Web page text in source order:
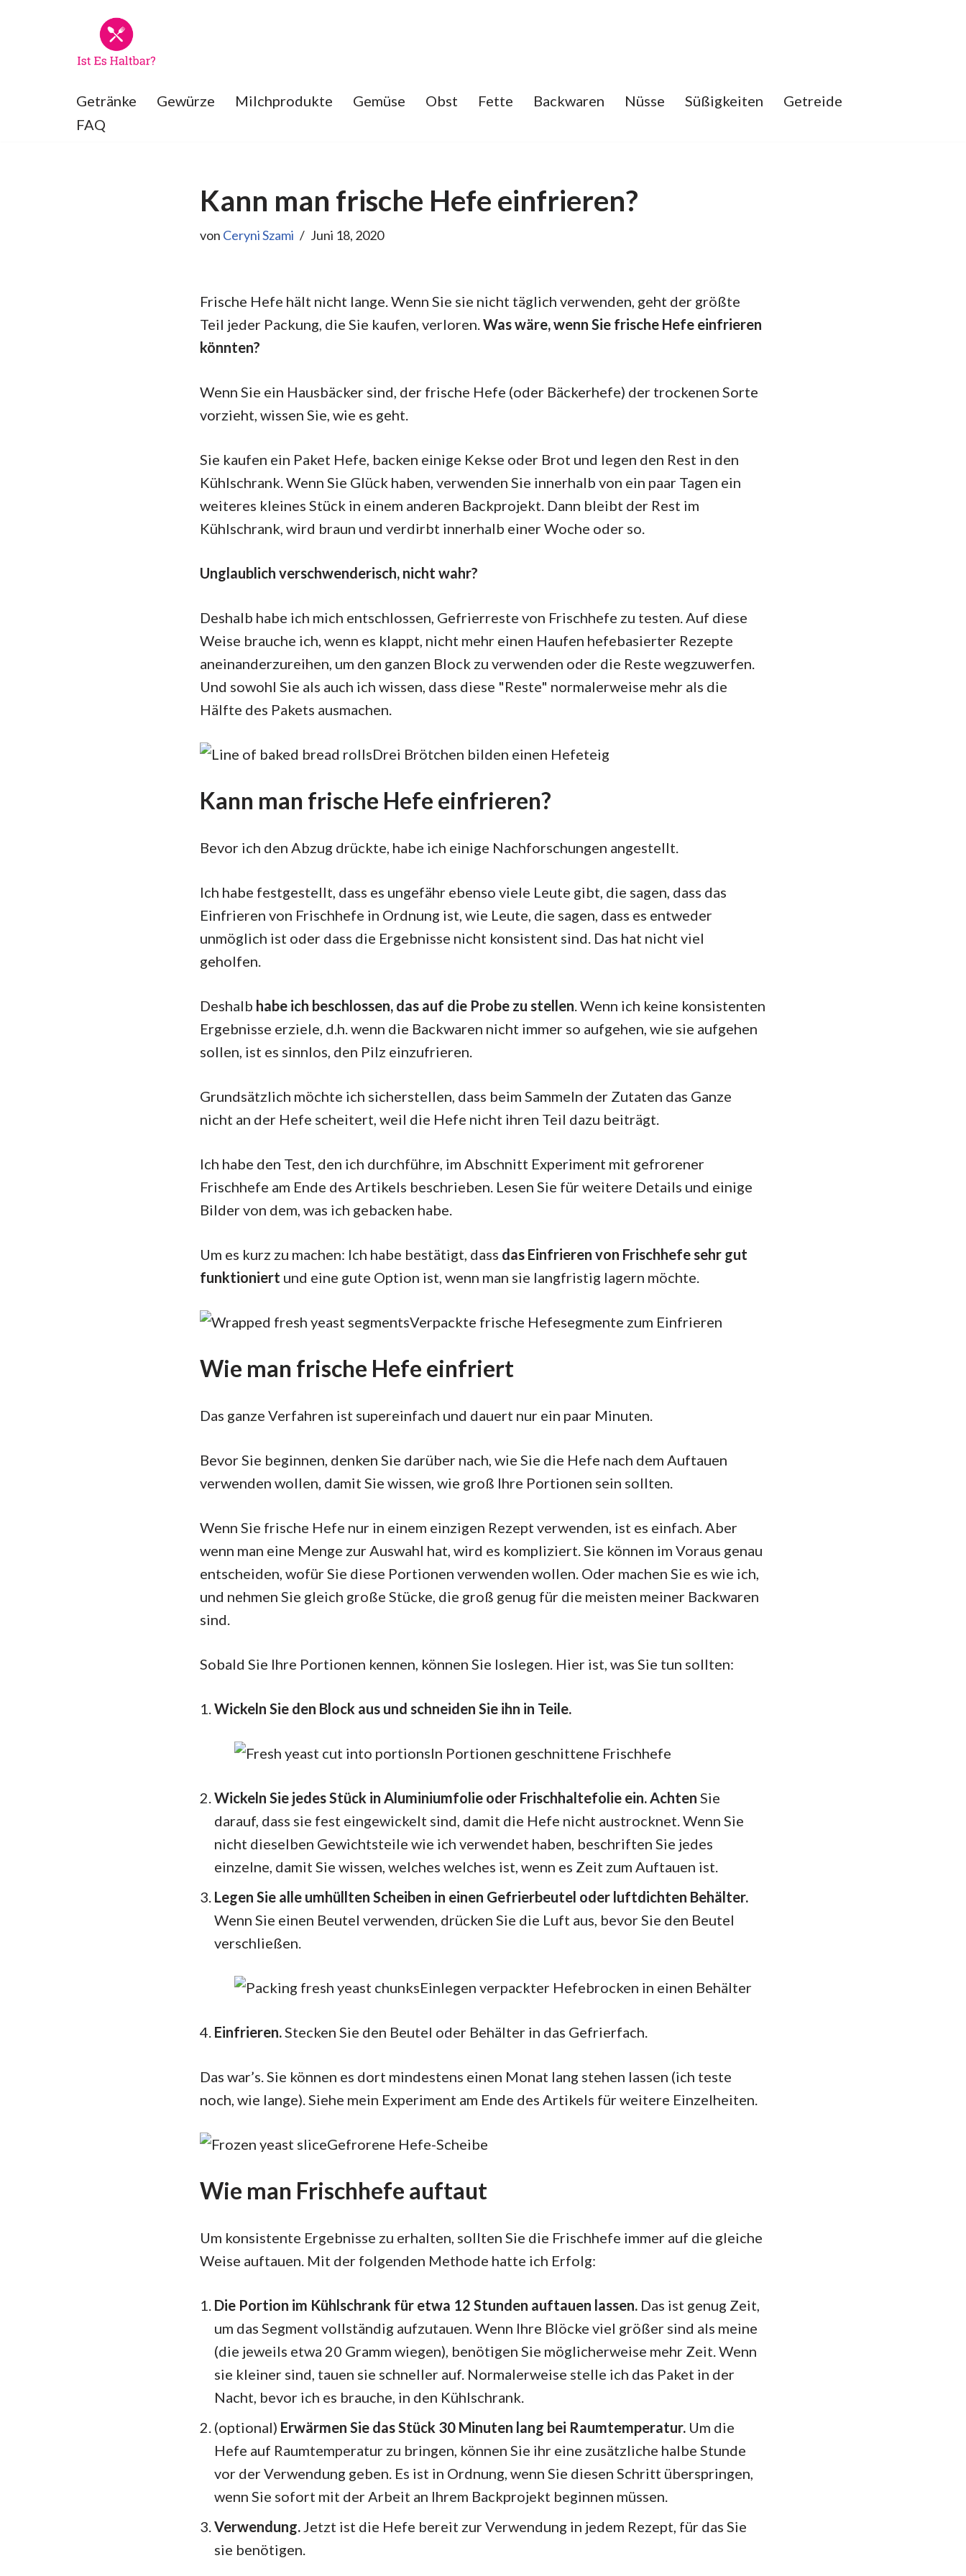
Getränke Gewürze Milchprodukte Gemüse Obst Fette Backwaren Nüsse Süßigkeiten
Getreide
FAQ
Kann man frische Hefe einfrieren?
von Ceryni Szami Juni 18, 2020
Frische Hefe hält nicht lange. Wenn Sie sie nicht täglich verwenden, geht der größte
Teil jeder Packung, die Sie kaufen, verloren.Was wäre, wenn Sie frische Hefe einfrieren
könnten?
Wenn Sie ein Hausbäcker sind, der frische Hefe (oder Bäckerhefe) der trockenen Sorte
vorzieht, wissen Sie, wie es geht.
Sie kaufen ein Paket Hefe, backen einige Kekse oder Brot und legen den Rest in den
Kühlschrank. Wenn Sie Glück haben, verwenden Sie innerhalb von ein paar Tagen ein
weiteres kleines Stück in einem anderen Backprojekt. Dann bleibt der Rest im
Kühlschrank, wird braun und verdirbt innerhalb einer Woche oder so.
Unglaublich verschwenderisch, nicht wahr?
Deshalb habe ich mich entschlossen, Gefrierreste von Frischhefe zu testen. Auf diese
Weise brauche ich, wenn es klappt, nicht mehr einen Haufen hefebasierter Rezepte
aneinanderzureihen, um den ganzen Block zu verwenden oder die Reste wegzuwerfen.
Und sowohl Sie als auch ich wissen, dass diese "Reste" normalerweise mehr als die
Hälfte des Pakets ausmachen.
Drei Brötchen bilden einen Hefeteig
Kann man frische Hefe einfrieren?
Bevor ich den Abzug drückte, habe ich einige Nachforschungen angestellt.
Ich habe festgestellt, dass es ungefähr ebenso viele Leute gibt, die sagen, dass das
Einfrieren von Frischhefe in Ordnung ist, wie Leute, die sagen, dass es entweder
unmöglich ist oder dass die Ergebnisse nicht konsistent sind. Das hat nicht viel
geholfen.
Deshalb habe ich beschlossen, das auf die Probe zu stellen. Wenn ich keine konsistenten
Ergebnisse erziele, d.h. wenn die Backwaren nicht immer so aufgehen, wie sie aufgehen
sollen, ist es sinnlos, den Pilz einzufrieren.
Grundsätzlich möchte ich sicherstellen, dass beim Sammeln der Zutaten das Ganze
nicht an der Hefe scheitert, weil die Hefe nicht ihren Teil dazu beiträgt.
Ich habe den Test, den ich durchführe, im Abschnitt Experiment mit gefrorener
Frischhefe am Ende des Artikels beschrieben. Lesen Sie für weitere Details und einige
Bilder von dem, was ich gebacken habe.
Um es kurz zu machen: Ich habe bestätigt, dass das Einfrieren von Frischhefe sehr gut
funktioniert und eine gute Option ist, wenn man sie langfristig lagern möchte.
Verpackte frische Hefesegmente zum Einfrieren
Wie man frische Hefe einfriert
Das ganze Verfahren ist supereinfach und dauert nur ein paar Minuten.
Bevor Sie beginnen, denken Sie darüber nach, wie Sie die Hefe nach dem Auftauen
verwenden wollen, damit Sie wissen, wie groß Ihre Portionen sein sollten.
Wenn Sie frische Hefe nur in einem einzigen Rezept verwenden, ist es einfach. Aber
wenn man eine Menge zur Auswahl hat, wird es kompliziert. Sie können im Voraus genau
entscheiden, wofür Sie diese Portionen verwenden wollen. Oder machen Sie es wie ich,
und nehmen Sie gleich große Stücke, die groß genug für die meisten meiner Backwaren
sind.
Sobald Sie Ihre Portionen kennen, können Sie loslegen. Hier ist, was Sie tun sollten:
Wickeln Sie den Block aus und schneiden Sie ihn in Teile.
In Portionen geschnittene Frischhefe
Wickeln Sie jedes Stück in Aluminiumfolie oder Frischhaltefolie ein. Achten Sie
darauf, dass sie fest eingewickelt sind, damit die Hefe nicht austrocknet. Wenn Sie
nicht dieselben Gewichtsteile wie ich verwendet haben, beschriften Sie jedes
einzelne, damit Sie wissen, welches welches ist, wenn es Zeit zum Auftauen ist.
Legen Sie alle umhüllten Scheiben in einen Gefrierbeutel oder luftdichten Behälter.
Wenn Sie einen Beutel verwenden, drücken Sie die Luft aus, bevor Sie den Beutel
verschließen.
Einlegen verpackter Hefebrocken in einen Behälter
Einfrieren.Stecken Sie den Beutel oder Behälter in das Gefrierfach.
Das war’s. Sie können es dort mindestens einen Monat lang stehen lassen (ich teste
noch, wie lange). Siehe mein Experiment am Ende des Artikels für weitere Einzelheiten.
Gefrorene Hefe-Scheibe
Wie man Frischhefe auftaut
Um konsistente Ergebnisse zu erhalten, sollten Sie die Frischhefe immer auf die gleiche
Weise auftauen. Mit der folgenden Methode hatte ich Erfolg:
Die Portion im Kühlschrank für etwa 12 Stunden auftauen lassen. Das ist genug Zeit,
um das Segment vollständig aufzutauen. Wenn Ihre Blöcke viel größer sind als meine
(die jeweils etwa 20 Gramm wiegen), benötigen Sie möglicherweise mehr Zeit. Wenn
sie kleiner sind, tauen sie schneller auf. Normalerweise stelle ich das Paket in der
Nacht, bevor ich es brauche, in den Kühlschrank.
(optional) Erwärmen Sie das Stück 30 Minuten lang bei Raumtemperatur. Um die
Hefe auf Raumtemperatur zu bringen, können Sie ihr eine zusätzliche halbe Stunde
vor der Verwendung geben. Es ist in Ordnung, wenn Sie diesen Schritt überspringen,
wenn Sie sofort mit der Arbeit an Ihrem Backprojekt beginnen müssen.
Verwendung.Jetzt ist die Hefe bereit zur Verwendung in jedem Rezept, für das Sie
sie benötigen.